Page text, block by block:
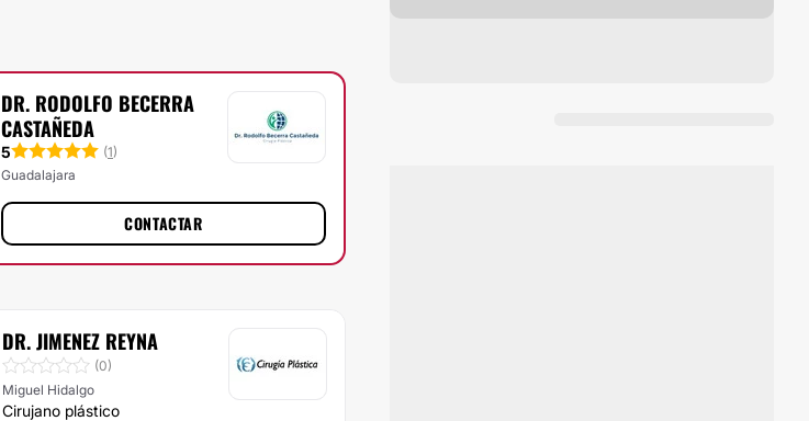
DR. RODOLFO BECERRA
CASTAÑEDA
5 (1)
Guadalajara
CONTACTAR
DR. JIMENEZ REYNA
(0)
Miguel Hidalgo
Cirujano plástico